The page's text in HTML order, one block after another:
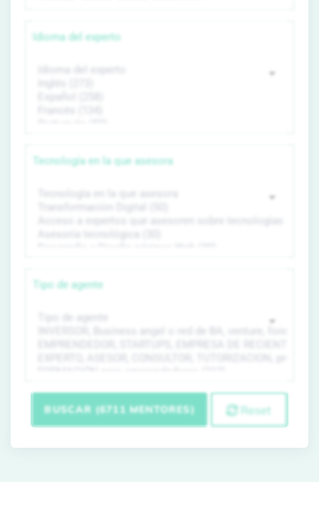
Idioma del experto
Tecnología en la que asesora
Tipo de agente
BUSCAR (6711 MENTORES) Reset